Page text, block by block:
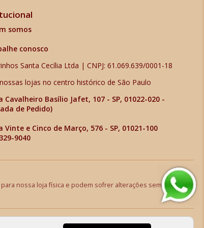
somos
conosco
Santa Cecília Ltda | CNPJ: 61.069.639/0001-18
lojas no centro histórico de São Paulo
Cavalheiro Basílio Jafet, 107 - SP, 01022-020 -
de Pedido)
Vinte e Cinco de Março, 576 - SP, 01021-100
9040
nossa loja física e podem sofrer alterações sem aviso